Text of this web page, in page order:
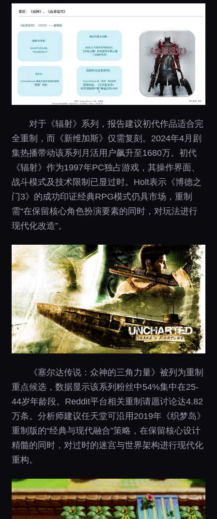
对于《辐射》系列，报告建议初代作品适合完
全重制，而《新维加斯》仅需复刻。2024年4月剧
集热播带动该系列月活用户飙升至1680万。初代
《辐射》作为1997年PC独占游戏，其操作界面、
战斗模式及技术限制已显过时。Holt表示《博德之
门3》的成功印证经典RPG模式仍具市场，重制
需“在保留核心角色扮演要素的同时，对玩法进行
现代化改造”。
《塞尔达传说：众神的三角力量》被列为重制
重点候选，数据显示该系列粉丝中54%集中在25-
44岁年龄段。Reddit平台相关重制请愿讨论达4.82
万条。分析师建议任天堂可沿用2019年《织梦岛》
重制版的“经典与现代融合”策略，在保留核心设计
精髓的同时，对过时的迷宫与世界架构进行现代化
重构。